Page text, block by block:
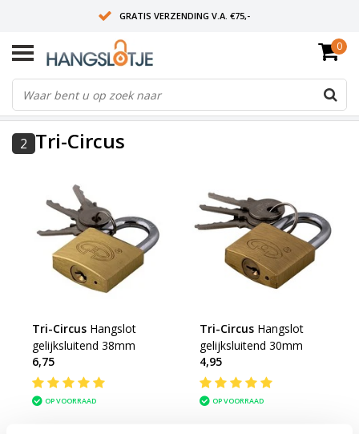
GRATIS VERZENDING V.A. €75,-
OP WERKDAGEN VOOR 15:00 BESTELD? VOLGENDE DAG OP SLOT!
ALLES UIT VOORRAAD
0
Tri-Circus
2
Tri-Circus Hangslot
gelijksluitend 38mm
6,75
OP VOORRAAD
Tri-Circus Hangslot
gelijksluitend 30mm
4,95
OP VOORRAAD